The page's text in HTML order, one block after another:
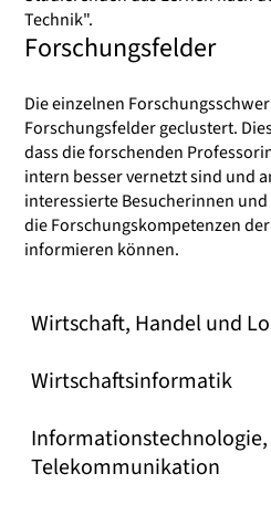
Technik".
Forschungsfelder
Die einzelnen
Forschungsfelder geclustert.
dass die forschenden
intern besser vernetzt sind und
interessierte Besucherinnen
die Forschungskompetenzen
informieren können.
Wirtschaft, Handel und
Wirtschaftsinformatik
Telekommunikation